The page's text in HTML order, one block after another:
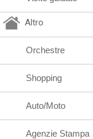
Altro
Orchestre
Shopping
Auto/Moto
Agenzie Stampa